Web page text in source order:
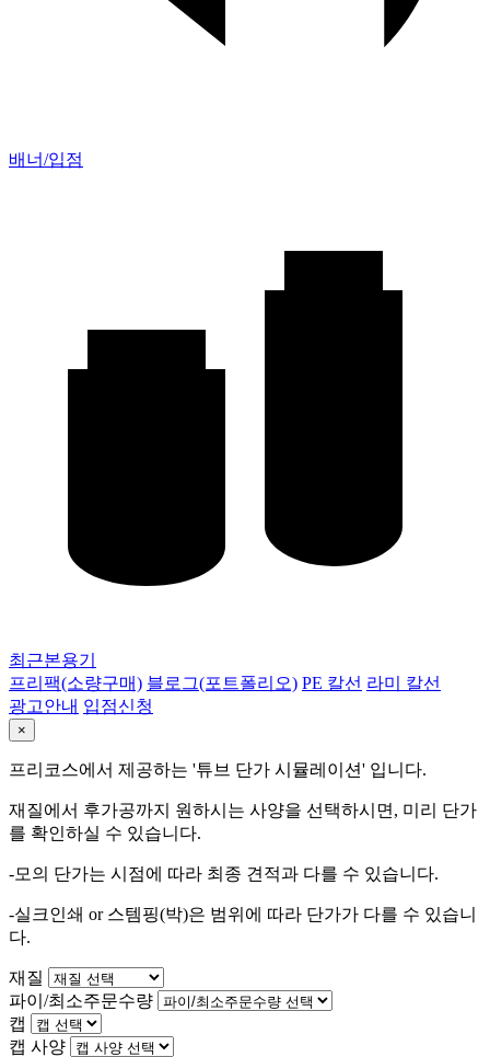
배너/입점
최근본용기
프리팩(소량구매) 블로그(포트폴리오) PE 칼선 라미 칼선
광고안내 입점신청
×
프리코스에서 제공하는 '튜브 단가 시뮬레이션' 입니다.
재질에서 후가공까지 원하시는 사양을 선택하시면, 미리 단가
를 확인하실 수 있습니다.
-모의 단가는 시점에 따라 최종 견적과 다를 수 있습니다.
-실크인쇄 or 스템핑(박)은 범위에 따라 단가가 다를 수 있습니
다.
재질
파이/최소주문수량
캡
캡 사양